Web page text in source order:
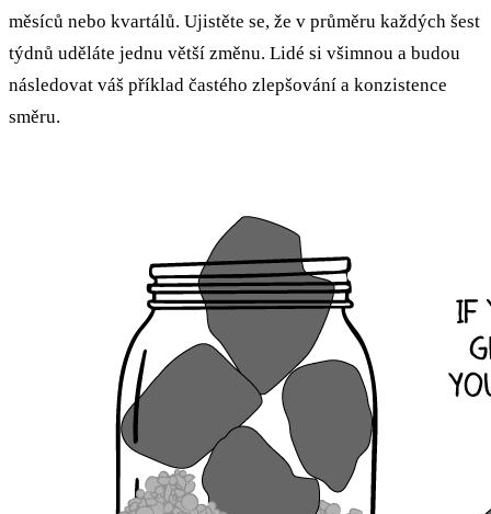
měsíců nebo kvartálů. Ujistěte se, že v průměru každých šest
týdnů uděláte jednu větší změnu. Lidé si všimnou a budou
následovat váš příklad častého zlepšování a konzistence
směru.